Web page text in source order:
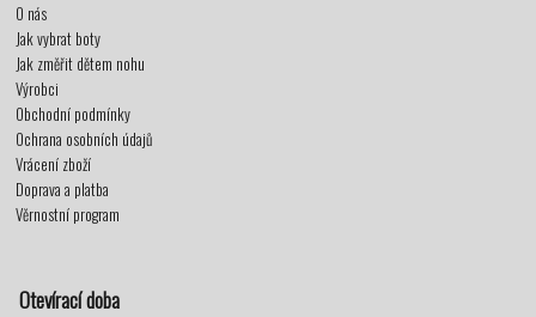
O nás
Jak vybrat boty
Jak změřit dětem nohu
Výrobci
Obchodní podmínky
Ochrana osobních údajů
Vrácení zboží
Doprava a platba
Věrnostní program
Otevírací doba